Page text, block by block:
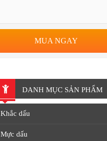
MUA NGAY
DANH MỤC SẢN PHẨM
Khắc dấu
Mực dấu